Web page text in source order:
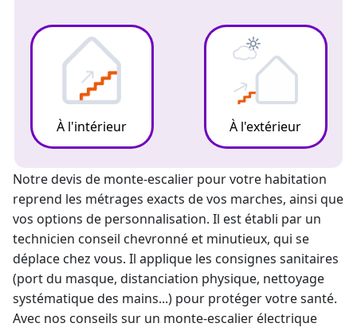
À l'intérieur À l'extérieur
Notredevis de monte-escalier pour votre habitation
reprend les métrages exacts de vos marches, ainsi que
vos options de personnalisation. Il est établi par un
technicien conseil chevronné et minutieux, qui se
déplace chez vous. Il applique les consignes sanitaires
(port du masque, distanciation physique, nettoyage
systématique des mains...) pour protéger votre santé.
Avec nos conseils sur un monte-escalier électrique